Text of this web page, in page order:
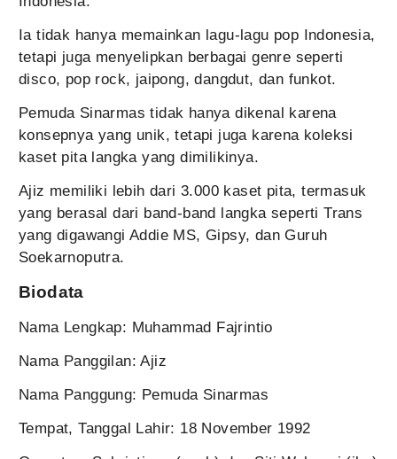
Ia tidak hanya memainkan lagu-lagu pop Indonesia,
tetapi juga menyelipkan berbagai genre seperti
disco, pop rock, jaipong, dangdut, dan funkot.
Pemuda Sinarmas tidak hanya dikenal karena
konsepnya yang unik, tetapi juga karena koleksi
kaset pita langka yang dimilikinya.
Ajiz memiliki lebih dari 3.000 kaset pita, termasuk
yang berasal dari band-band langka seperti Trans
yang digawangi Addie MS, Gipsy, dan Guruh
Soekarnoputra.
Biodata
Nama Lengkap: Muhammad Fajrintio
Nama Panggilan: Ajiz
Nama Panggung: Pemuda Sinarmas
Tempat, Tanggal Lahir: 18 November 1992